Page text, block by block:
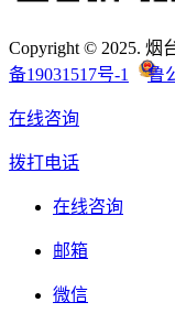
Copyright © 2025. 烟
备19031517号-1
鲁
在线咨询
拨打电话
在线咨询
邮箱
微信